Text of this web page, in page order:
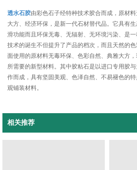
透水石胶由彩色石子经特种技术胶合而成，原材
大方、经济环保，是新一代石材替代品。它具有
滑功能而且环保无毒、无辐射、无环境污染、是
技术的诞生不但提升了产品的档次，而且天然的
面使用的原材料无毒环保、色彩自然、典雅大方
所需要的新型材料。其中胶粘石是以进口专用胶
作而成，具有坚固美观、色泽自然、不易褪色的
观铺装材料。
相关推荐